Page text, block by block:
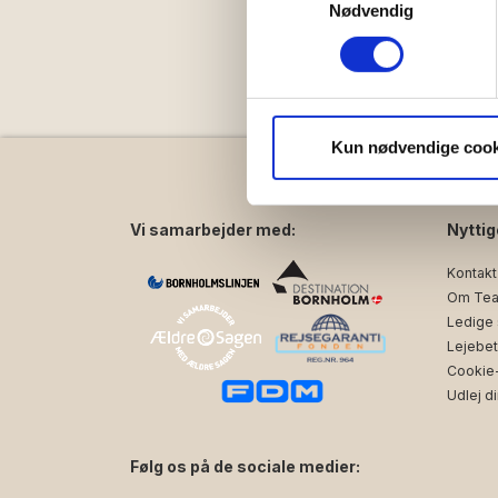
Indsamle præcise
Identificere din
Dine valg anvendes på hele
Vi bruger cookies til at
vores trafik. Vi deler også
Nødvendig
Kun nødvendige
Vi samarbejder med:
Følg os på de sociale medier:
Om
Ledige
Udlej